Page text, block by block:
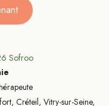
Sofroo
Créteil, Vitry-sur-Seine,